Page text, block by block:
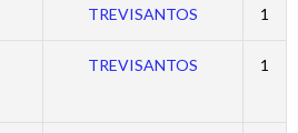
TREVISANTOS 1
TREVISANTOS 1